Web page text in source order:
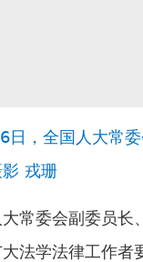
日，全国人大常
戎珊
常委会副委员长
法学法律工作者